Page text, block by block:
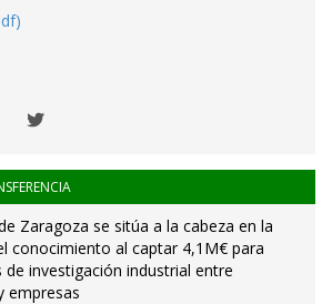
Zaragoza se sitúa a la cabeza en la
conocimiento al captar 4,1M€ para
investigación industrial entre
empresas